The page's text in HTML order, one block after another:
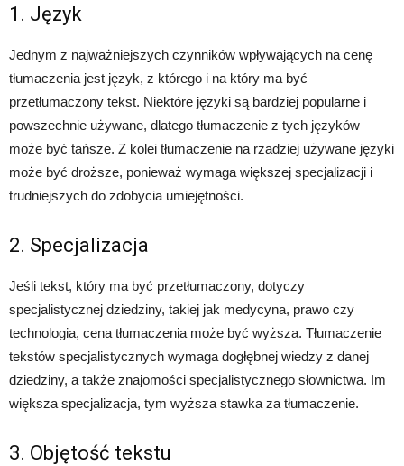
1. Język
Jednym z najważniejszych czynników wpływających na cenę
tłumaczenia jest język, z którego i na który ma być
przetłumaczony tekst. Niektóre języki są bardziej popularne i
powszechnie używane, dlatego tłumaczenie z tych języków
może być tańsze. Z kolei tłumaczenie na rzadziej używane języki
może być droższe, ponieważ wymaga większej specjalizacji i
trudniejszych do zdobycia umiejętności.
2. Specjalizacja
Jeśli tekst, który ma być przetłumaczony, dotyczy
specjalistycznej dziedziny, takiej jak medycyna, prawo czy
technologia, cena tłumaczenia może być wyższa. Tłumaczenie
tekstów specjalistycznych wymaga dogłębnej wiedzy z danej
dziedziny, a także znajomości specjalistycznego słownictwa. Im
większa specjalizacja, tym wyższa stawka za tłumaczenie.
3. Objętość tekstu